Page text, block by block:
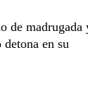
de madrugada
en su